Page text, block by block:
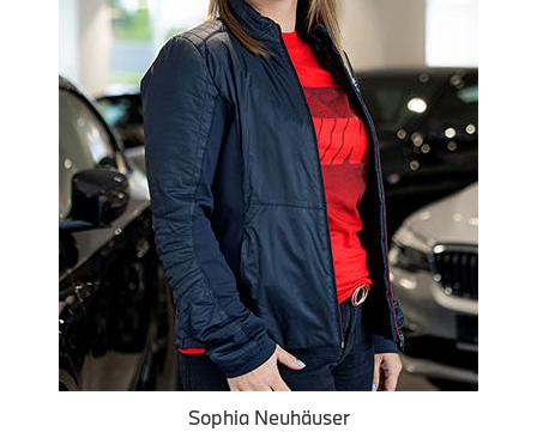
Sophia Neuhäuser